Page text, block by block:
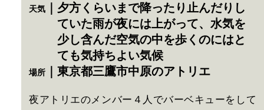
天気 ｜夕方くらいまで降ったり止んだりし
ていた雨が夜には上がって、水気を
少し含んだ空気の中を歩くのにはと
ても気持ちよい気候
場所 ｜東京都三鷹市中原のアトリエ
夜アトリエのメンバー４人でバーベキューをして